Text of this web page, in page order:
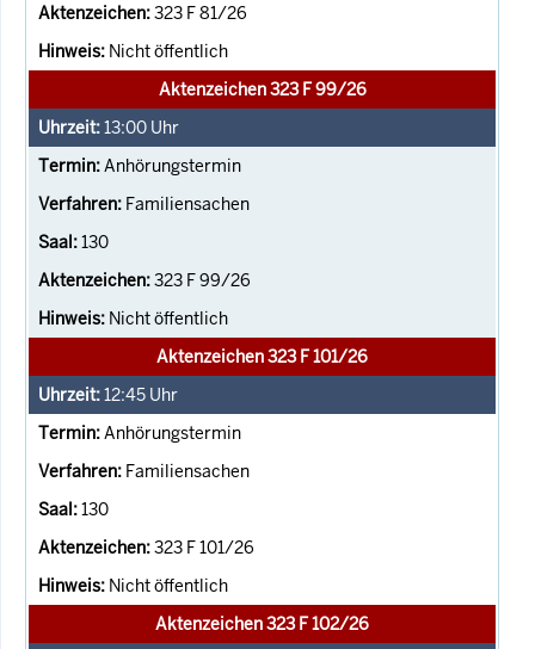
323 F 81/26
Nicht öffentlich
Aktenzeichen 323 F 99/26
13:00 Uhr
Anhörungstermin
Familiensachen
130
323 F 99/26
Nicht öffentlich
Aktenzeichen 323 F 101/26
12:45 Uhr
Anhörungstermin
Familiensachen
130
323 F 101/26
Nicht öffentlich
Aktenzeichen 323 F 102/26